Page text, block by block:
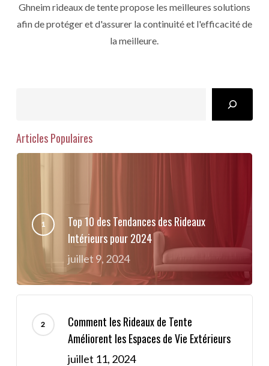
Ghneim rideaux de tente propose les meilleures solutions
afin de protéger et d'assurer la continuité et l'efficacité de
la meilleure.
Articles Populaires
Top 10 des Tendances des Rideaux
Intérieurs pour 2024
juillet 9, 2024
Comment les Rideaux de Tente
Améliorent les Espaces de Vie Extérieurs
juillet 11, 2024